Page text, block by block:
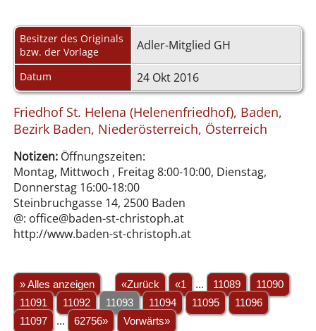
Besitzer des Originals
bzw. der Vorlage
Adler-Mitglied GH
Datum 24 Okt 2016
Friedhof St. Helena (Helenenfriedhof), Baden,
Bezirk Baden, Niederösterreich, Österreich
Notizen:Öffnungszeiten:
Montag, Mittwoch , Freitag 8:00-10:00, Dienstag,
Donnerstag 16:00-18:00
Steinbruchgasse 14, 2500 Baden
@: office@baden-st-christoph.at
http://www.baden-st-christoph.at
» Alles anzeigen «Zurück «1 ... 11089
11090
11091
11092 11093 11094 11095
11096
11097
... 62756» Vorwärts»